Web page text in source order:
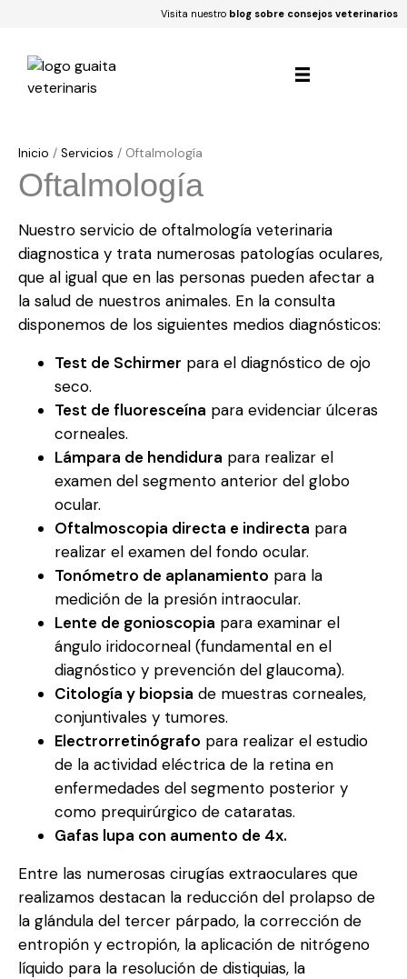
Visita nuestro blog sobre consejos veterinarios
Inicio / Servicios / Oftalmología
Oftalmología
Nuestro servicio de oftalmología veterinaria
diagnostica y trata numerosas patologías oculares,
que al igual que en las personas pueden afectar a
la salud de nuestros animales. En la consulta
disponemos de los siguientes medios diagnósticos:
Test de Schirmer para el diagnóstico de ojo
seco.
Test de fluoresceína para evidenciar úlceras
corneales.
Lámpara de hendidura para realizar el
examen del segmento anterior del globo
ocular.
Oftalmoscopia directa e indirecta para
realizar el examen del fondo ocular.
Tonómetro de aplanamiento para la
medición de la presión intraocular.
Lente de gonioscopia para examinar el
ángulo iridocorneal (fundamental en el
diagnóstico y prevención del glaucoma).
Citología y biopsia de muestras corneales,
conjuntivales y tumores.
Electrorretinógrafo para realizar el estudio
de la actividad eléctrica de la retina en
enfermedades del segmento posterior y
como prequirúrgico de cataratas.
Gafas lupa con aumento de 4x.
Entre las numerosas cirugías extraoculares que
realizamos destacan la reducción del prolapso de
la glándula del tercer párpado, la corrección de
entropión y ectropión, la aplicación de nitrógeno
líquido para la resolución de distiquias, la